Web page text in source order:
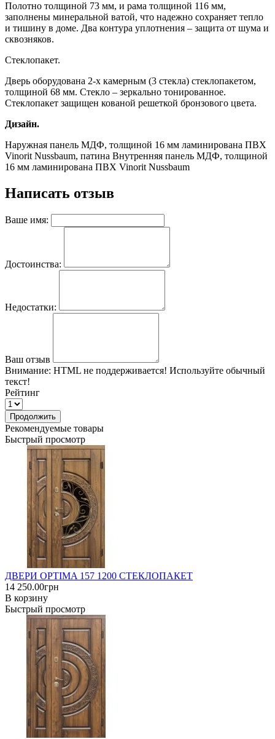
Полотно толщиной 73 мм, и рама толщиной 116 мм,
заполнены минеральной ватой, что надежно сохраняет тепло
и тишину в доме. Два контура уплотнения – защита от шума и
сквозняков.
Стеклопакет.
Дверь оборудована 2-х камерным (3 стекла) стеклопакетом,
толщиной 68 мм. Стекло – зеркально тонированное.
Стеклопакет защищен кованой решеткой бронзового цвета.
Дизайн.
Наружная панель МДФ, толщиной 16 мм ламинирована ПВХ
Vinorit Nussbaum, патина Внутренняя панель МДФ, толщиной
16 мм ламинирована ПВХ Vinorit Nussbaum
Написать отзыв
Ваше имя:
Достоинства:
Недостатки:
Ваш отзыв
Внимание: HTML не поддерживается! Используйте обычный
текст!
Рейтинг
Продолжить
Рекомендуемые товары
Быстрый просмотр
ДВЕРИ OPTIMA 157 1200 СТЕКЛОПАКЕТ
14 250.00грн
В корзину
Быстрый просмотр